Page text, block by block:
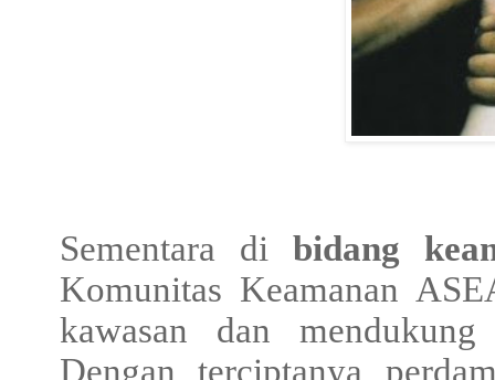
Sementara di bidang
Komunitas Keamanan
kawasan dan
Dengan terciptanya